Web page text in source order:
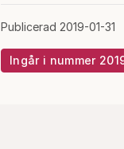
Publicerad 2019-01-31
Ingår i nummer